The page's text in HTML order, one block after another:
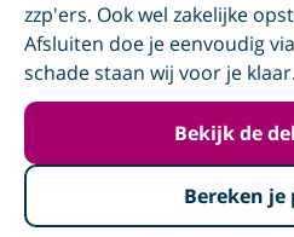
zzp'ers. Ook wel zakelijke
Afsluiten doe je eenvoudig
schade staan wij voor je klaar.
Bekijk de
Bereken je